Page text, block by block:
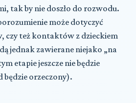
tak by nie doszło do rozwodu.
może dotyczyć
czy też kontaktów z dzieckiem
jednak zawierane niejako „na
etapie jeszcze nie będzie
będzie orzeczony).